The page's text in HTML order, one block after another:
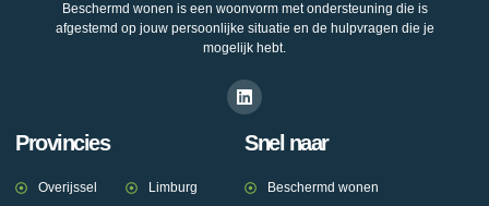
Beschermd wonen is een woonvorm met ondersteuning die is
afgestemd op jouw persoonlijke situatie en de hulpvragen die je
mogelijk hebt.
Provincies
Overijssel
Limburg
Snel naar
Beschermd wonen